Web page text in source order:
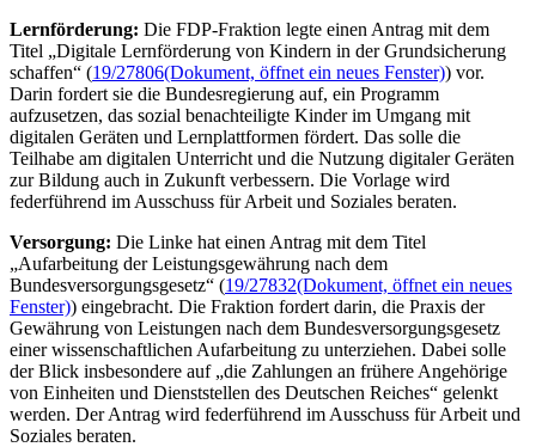
Lernförderung: Die FDP-Fraktion legte einen Antrag mit dem
Titel „Digitale Lernförderung von Kindern in der Grundsicherung
schaffen“ (19/27806(Dokument, öffnet ein neues Fenster)) vor.
Darin fordert sie die Bundesregierung auf, ein Programm
aufzusetzen, das sozial benachteiligte Kinder im Umgang mit
digitalen Geräten und Lernplattformen fördert. Das solle die
Teilhabe am digitalen Unterricht und die Nutzung digitaler Geräten
zur Bildung auch in Zukunft verbessern. Die Vorlage wird
federführend im Ausschuss für Arbeit und Soziales beraten.
Versorgung: Die Linke hat einen Antrag mit dem Titel
„Aufarbeitung der Leistungsgewährung nach dem
Bundesversorgungsgesetz“ (19/27832(Dokument, öffnet ein neues
Fenster)) eingebracht. Die Fraktion fordert darin, die Praxis der
Gewährung von Leistungen nach dem Bundesversorgungsgesetz
einer wissenschaftlichen Aufarbeitung zu unterziehen. Dabei solle
der Blick insbesondere auf „die Zahlungen an frühere Angehörige
von Einheiten und Dienststellen des Deutschen Reiches“ gelenkt
werden. Der Antrag wird federführend im Ausschuss für Arbeit und
Soziales beraten.